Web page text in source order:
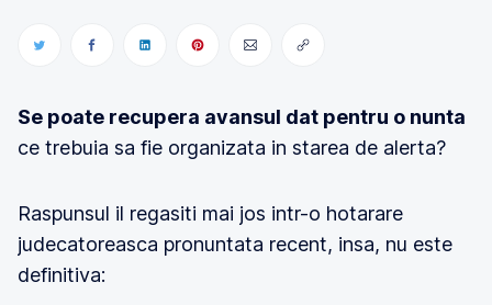
Se poate recupera avansul dat pentru o nunta
ce trebuia sa fie organizata in starea de alerta?
Raspunsul il regasiti mai jos intr-o hotarare
judecatoreasca pronuntata recent, insa, nu este
definitiva: